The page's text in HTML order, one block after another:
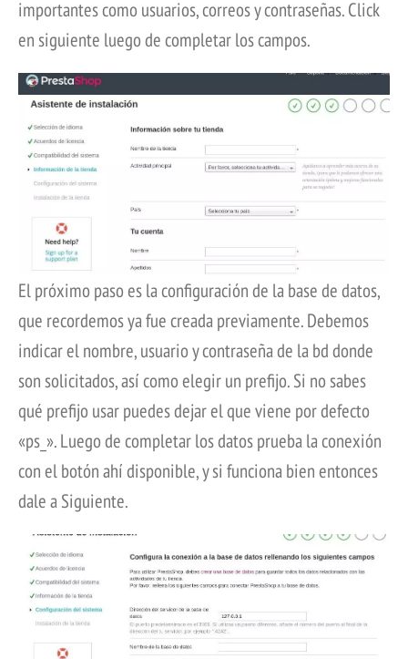
importantes como usuarios, correos y contraseñas. Click
en siguiente luego de completar los campos.
El próximo paso es la configuración de la base de datos,
que recordemos ya fue creada previamente. Debemos
indicar el nombre, usuario y contraseña de la bd donde
son solicitados, así como elegir un prefijo. Si no sabes
qué prefijo usar puedes dejar el que viene por defecto
«ps_». Luego de completar los datos prueba la conexión
con el botón ahí disponible, y si funciona bien entonces
dale a Siguiente.